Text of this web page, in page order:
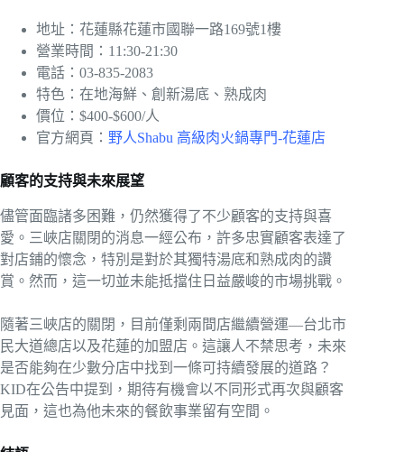
地址：花蓮縣花蓮市國聯一路169號1樓
營業時間：11:30-21:30
電話：03-835-2083
特色：在地海鮮、創新湯底、熟成肉
價位：$400-$600/人
官方網頁： 野人Shabu 高級肉火鍋專門-花蓮店
顧客的支持與未來展望
儘管面臨諸多困難，仍然獲得了不少顧客的支持與喜
愛。三峽店關閉的消息一經公布，許多忠實顧客表達了
對店鋪的懷念，特別是對於其獨特湯底和熟成肉的讚
賞。然而，這一切並未能抵擋住日益嚴峻的市場挑戰。
隨著三峽店的關閉，目前僅剩兩間店繼續營運—台北市
民大道總店以及花蓮的加盟店。這讓人不禁思考，未來
是否能夠在少數分店中找到一條可持續發展的道路？
KID在公告中提到，期待有機會以不同形式再次與顧客
見面，這也為他未來的餐飲事業留有空間。